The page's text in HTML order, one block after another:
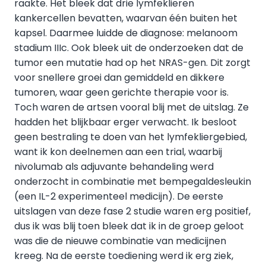
raakte. Het bleek dat drie lymfeklieren
kankercellen bevatten, waarvan één buiten het
kapsel. Daarmee luidde de diagnose: melanoom
stadium IIIc. Ook bleek uit de onderzoeken dat de
tumor een mutatie had op het NRAS-gen. Dit zorgt
voor snellere groei dan gemiddeld en dikkere
tumoren, waar geen gerichte therapie voor is.
Toch waren de artsen vooral blij met de uitslag. Ze
hadden het blijkbaar erger verwacht. Ik besloot
geen bestraling te doen van het lymfekliergebied,
want ik kon deelnemen aan een trial, waarbij
nivolumab als adjuvante behandeling werd
onderzocht in combinatie met bempegaldesleukin
(een IL-2 experimenteel medicijn). De eerste
uitslagen van deze fase 2 studie waren erg positief,
dus ik was blij toen bleek dat ik in de groep geloot
was die de nieuwe combinatie van medicijnen
kreeg. Na de eerste toediening werd ik erg ziek,